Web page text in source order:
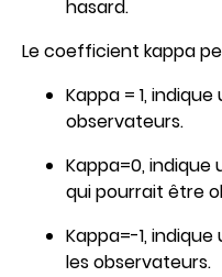
hasard.
Le coefficient kappa
Kappa = 1,
observateurs.
Kappa=0,
qui pourrait être
Kappa=-1,
les observateurs.